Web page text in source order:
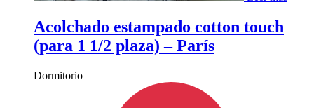
Acolchado estampado cotton touch
(para 1 1/2 plaza) – París
Dormitorio